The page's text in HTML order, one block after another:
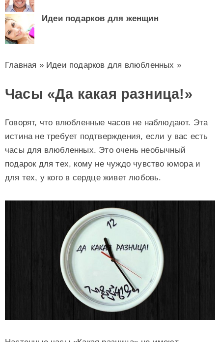
Идеи подарков для женщин
Главная » Идеи подарков для влюбленных »
Часы «Да какая разница!»
Говорят, что влюбленные часов не наблюдают. Эта
истина не требует подтверждения, если у вас есть
часы для влюбленных. Это очень необычный
подарок для тех, кому не чуждо чувство юмора и
для тех, у кого в сердце живет любовь.